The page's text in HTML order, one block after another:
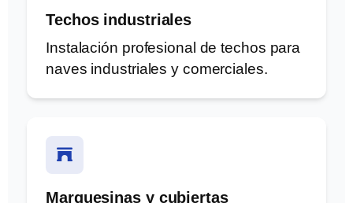
Techos industriales
Instalación profesional de techos para
naves industriales y comerciales.
Marquesinas y cubiertas